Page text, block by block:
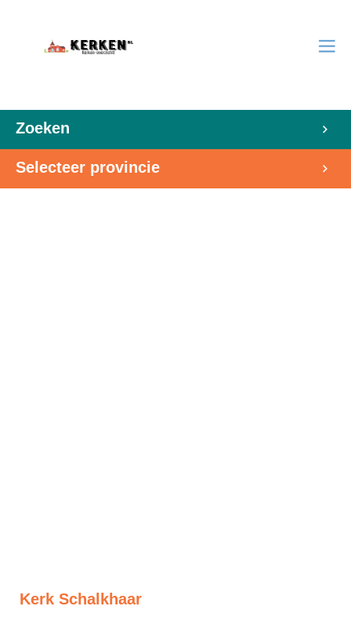
Zoeken
Selecteer provincie
Kerk Schalkhaar